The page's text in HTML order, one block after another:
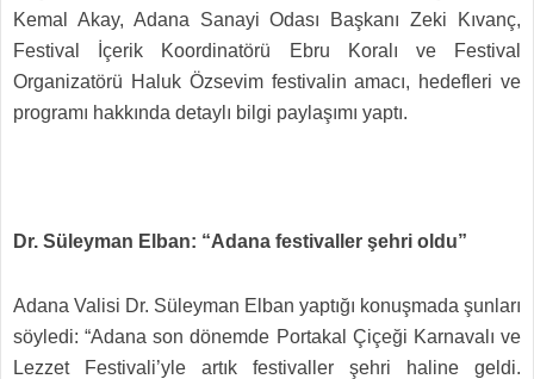
Kemal Akay, Adana Sanayi Odası Başkanı Zeki Kıvanç,
Festival İçerik Koordinatörü Ebru Koralı ve Festival
Organizatörü Haluk Özsevim festivalin amacı, hedefleri ve
programı hakkında detaylı bilgi paylaşımı yaptı.
Dr. Süleyman Elban: “Adana festivaller şehri oldu”
Adana Valisi Dr. Süleyman Elban yaptığı konuşmada şunları
söyledi: “Adana son dönemde Portakal Çiçeği Karnavalı ve
Lezzet Festivali’yle artık festivaller şehri haline geldi.